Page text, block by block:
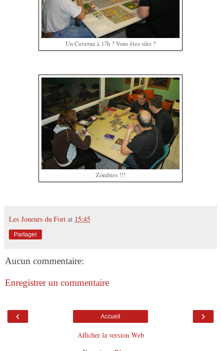
Un Caverna à 17h ? Vous êtes sûrs ?
Zombies !!!
Les Joueurs du Fort at 15:45
Partager
Aucun commentaire:
Enregistrer un commentaire
‹ ›
Accueil
Afficher la version Web